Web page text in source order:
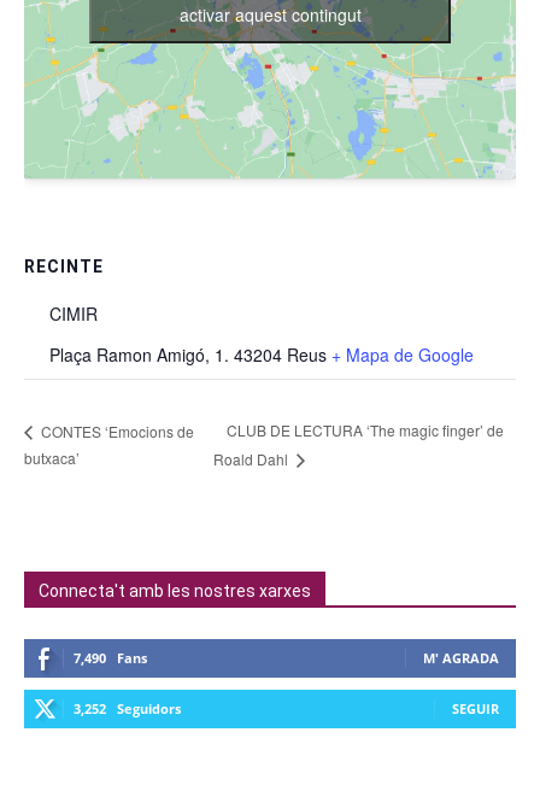
RECINTE
CIMIR
Plaça Ramon Amigó, 1. 43204 Reus + Mapa de Google
activar aquest contingut
CONTES ‘Emocions de
butxaca’
CLUB DE LECTURA ‘The magic finger’ de
Roald Dahl
Connecta't amb les nostres xarxes
7,490 Fans M' AGRADA
3,252 Seguidors SEGUIR